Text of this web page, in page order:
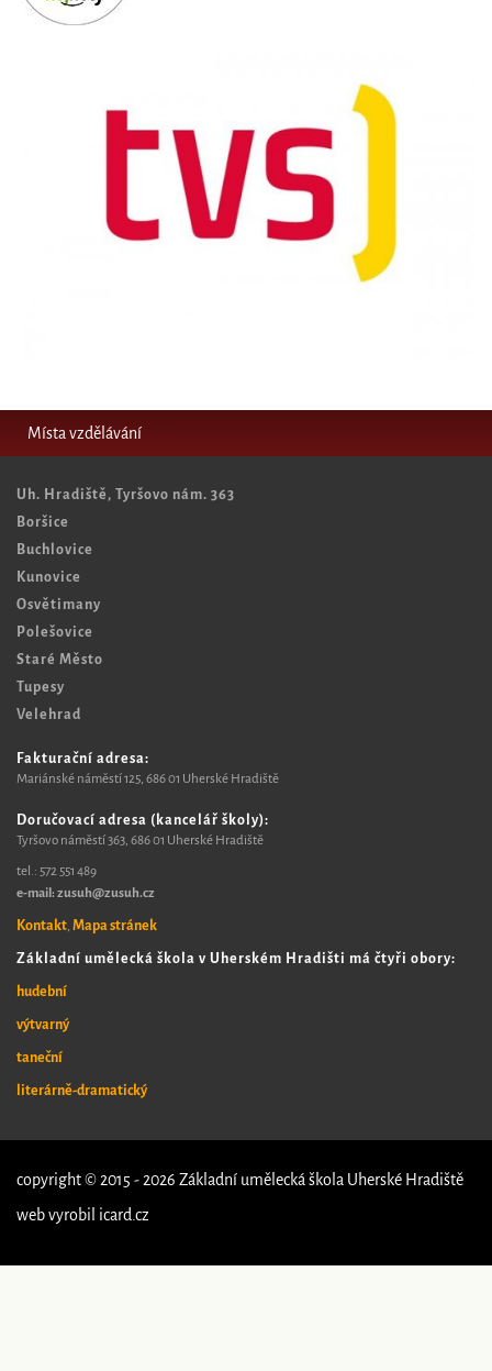
Místa vzdělávání
Uh. Hradiště, Tyršovo nám. 363
Boršice
Buchlovice
Kunovice
Osvětimany
Polešovice
Staré Město
Tupesy
Velehrad
Fakturační adresa:
Mariánské náměstí 125, 686 01 Uherské Hradiště
Doručovací adresa (kancelář školy):
Tyršovo náměstí 363, 686 01 Uherské Hradiště
tel.: 572 551 489​
e-mail: zusuh@zusuh.cz
Kontakt, Mapa stránek
Základní umělecká škola v Uherském Hradišti má čtyři obory:
hudební
výtvarný
taneční
literárně-dramatický
copyright © 2015 - 2026 Základní umělecká škola Uherské Hradiště
web vyrobil icard.cz